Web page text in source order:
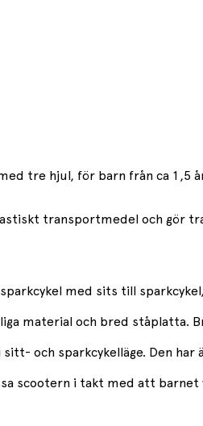
tre hjul, för barn från ca 1,5
transportmedel och gör
med sits till
material och bred ståplatta.
och sparkcykelläge. Den
scootern i takt med att barnet